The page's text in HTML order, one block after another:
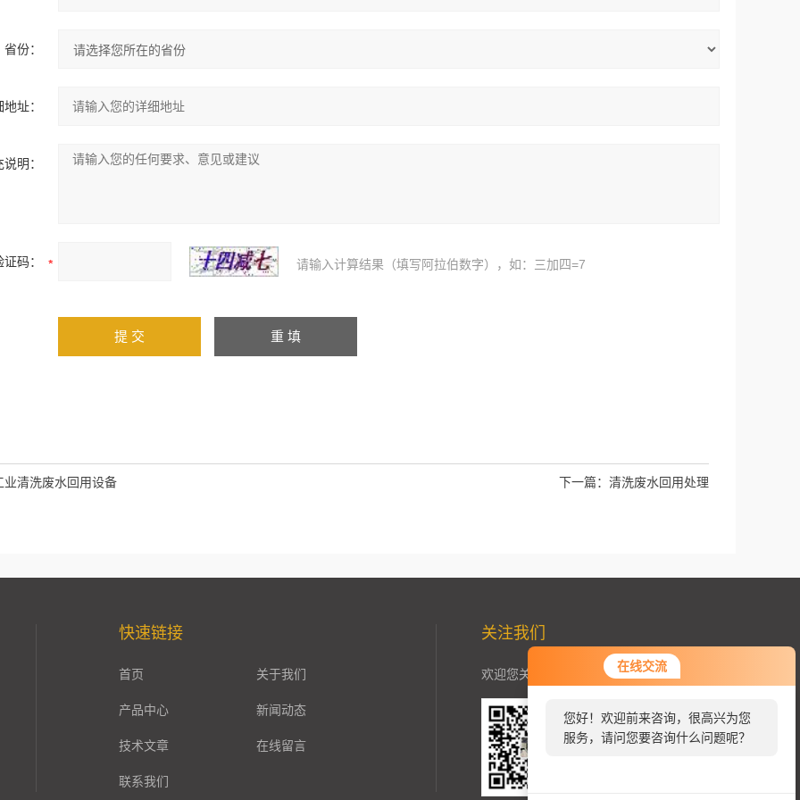
在线交流
您好！欢迎前来咨询，很高兴为您
服务，请问您要咨询什么问题呢？
您好，看您停留很久了，是否找到
了需求产品，您可以直接在线与我
省份：
址：
明：
证码： 请输入计算结果（填写阿拉伯数字），如：三加四=7
业清洗废水回用设备 下一篇： 清洗废水回用处理
快速链接
首页 关于我们
产品中心 新闻动态
技术文章 在线留言
联系我们
关注我们
欢迎您关注加我微信了解更多信息：